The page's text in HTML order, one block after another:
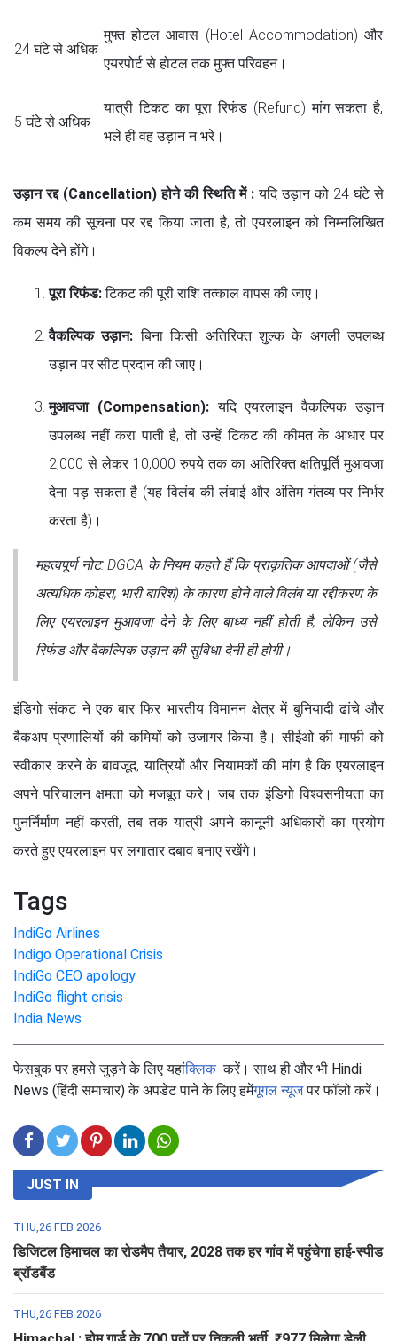
24 घंटे से अधिक
मुफ्त होटल आवास (Hotel Accommodation) और
एयरपोर्ट से होटल तक मुफ्त परिवहन।
5 घंटे से अधिक
यात्री टिकट का पूरा रिफंड (Refund) मांग सकता है,
भले ही वह उड़ान न भरे।
उड़ान रद्द (Cancellation) होने की स्थिति में : यदि उड़ान को 24 घंटे से
कम समय की सूचना पर रद्द किया जाता है, तो एयरलाइन को निम्नलिखित
विकल्प देने होंगे।
पूरा रिफंड:टिकट की पूरी राशि तत्काल वापस की जाए।
वैकल्पिक उड़ान: बिना किसी अतिरिक्त शुल्क के अगली उपलब्ध
उड़ान पर सीट प्रदान की जाए।
मुआवजा (Compensation):यदि एयरलाइन वैकल्पिक उड़ान
उपलब्ध नहीं करा पाती है, तो उन्हें टिकट की कीमत के आधार पर
2,000 से लेकर 10,000 रुपये तक का अतिरिक्त क्षतिपूर्ति मुआवजा
देना पड़ सकता है (यह विलंब की लंबाई और अंतिम गंतव्य पर निर्भर
करता है)।
महत्वपूर्ण नोट: DGCA के नियम कहते हैं कि प्राकृतिक आपदाओं (जैसे
अत्यधिक कोहरा, भारी बारिश) के कारण होने वाले विलंब या रद्दीकरण के
लिए एयरलाइन मुआवजा देने के लिए बाध्य नहीं होती है, लेकिन उसे
रिफंड और वैकल्पिक उड़ान की सुविधा देनी ही होगी।
इंडिगो संकट ने एक बार फिर भारतीय विमानन क्षेत्र में बुनियादी ढांचे और
बैकअप प्रणालियों की कमियों को उजागर किया है। सीईओ की माफी को
स्वीकार करने के बावजूद, यात्रियों और नियामकों की मांग है कि एयरलाइन
अपने परिचालन क्षमता को मजबूत करे। जब तक इंडिगो विश्वसनीयता का
पुनर्निर्माण नहीं करती, तब तक यात्री अपने कानूनी अधिकारों का प्रयोग
करते हुए एयरलाइन पर लगातार दबाव बनाए रखेंगे।
Tags
IndiGo Airlines
Indigo Operational Crisis
IndiGo CEO apology
IndiGo flight crisis
India News
फेसबुक पर हमसे जुड़ने के लिए यहांक्लिककरें। साथ ही और भी Hindi
News (हिंदी समाचार) के अपडेट पाने के लिए हमेंगूगल न्यूजपर फॉलो करें।
JUST IN
THU,26 FEB 2026
डिजिटल हिमाचल का रोडमैप तैयार, 2028 तक हर गांव में पहुंचेगा हाई-स्पीड
ब्रॉडबैंड
THU,26 FEB 2026